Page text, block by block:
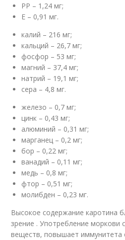
РР – 1,24 мг;
Е – 0,91 мг.
калий – 216 мг;
кальций – 26,7 мг;
фосфор – 53 мг;
магний – 37,4 мг;
натрий – 19,1 мг;
сера – 4,8 мг.
железо – 0,7 мг;
цинк – 0,43 мг;
алюминий – 0,31 мг;
марганец – 0,2 мг;
бор – 0,22 мг;
ванадий – 0,11 мг;
медь – 0,8 мг;
фтор – 0,51 мг;
молибден – 0,23 мг.
Высокое содержание каротина
зрение . Употребление моркови
веществ, повышает иммунитета